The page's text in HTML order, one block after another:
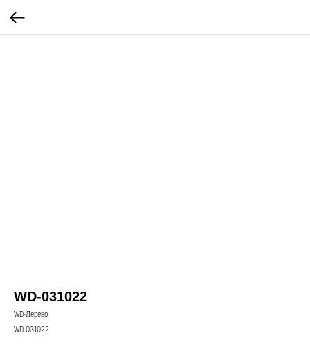
WD-031022
WD-Дерево
WD-031022